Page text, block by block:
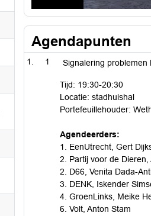
Agendapunten
1 Signalering
Tijd: 19:30-20:30
Locatie: stadhuishal
Portefeuillehouder:
Agendeerders:
1. EenUtrecht, Gert
2. Partij voor de Dieren,
2. D66, Venita Dada-
3. DENK, Iskender
4. GroenLinks, Meike
6. Volt, Anton Stam